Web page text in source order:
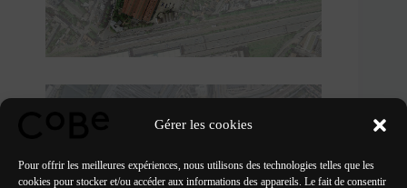
Gérer les cookies
Pour offrir les meilleures expériences, nous utilisons des technologies telles que les
cookies pour stocker et/ou accéder aux informations des appareils. Le fait de consentir